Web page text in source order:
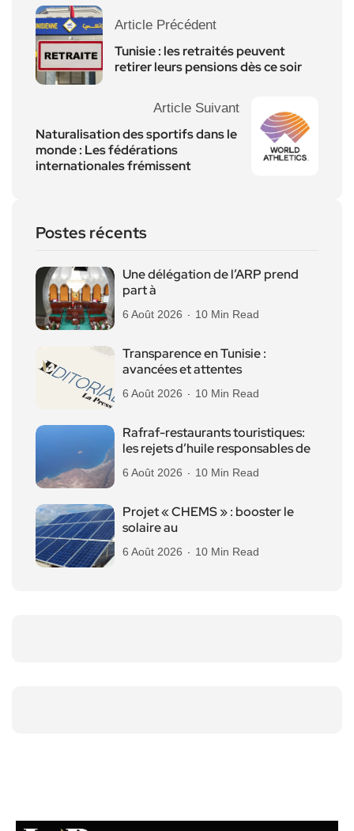
Article Précédent
Tunisie : les retraités peuvent
retirer leurs pensions dès ce soir
Article Suivant
Naturalisation des sportifs dans le
monde : Les fédérations
internationales frémissent
Postes récents
Une délégation de l’ARP prend
part à
6 Août 2026 10 Min Read
Transparence en Tunisie :
avancées et attentes
6 Août 2026 10 Min Read
Rafraf-restaurants touristiques:
les rejets d’huile responsables de
6 Août 2026 10 Min Read
Projet « CHEMS » : booster le
solaire au
6 Août 2026 10 Min Read